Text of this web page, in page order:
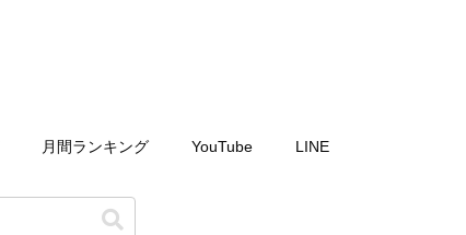
月間ランキング YouTube LINE